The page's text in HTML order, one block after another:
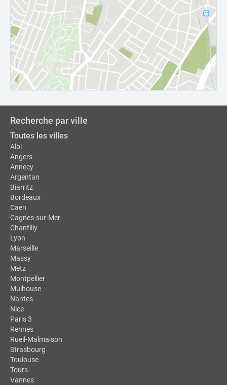
Recherche par ville
Toutes les villes
Albi
Angers
Annecy
Argentan
Biarritz
Bordeaux
Caen
Cagnes-sur-Mer
Chantilly
Lyon
Marseille
Massy
Metz
Montpellier
Mulhouse
Nantes
Nice
Paris 3
Rennes
Rueil-Malmaison
Strasbourg
Toulouse
Tours
Vannes